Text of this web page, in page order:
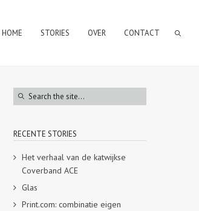
HOME STORIES OVER CONTACT
RECENTE STORIES
Het verhaal van de katwijkse
Coverband ACE
Glas
Print.com: combinatie eigen